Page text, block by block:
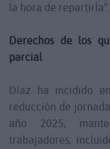
la hora de repartirla".
Derechos de los
parcial
Díaz ha incidido
reducción de
año 2025,
trabajadores,